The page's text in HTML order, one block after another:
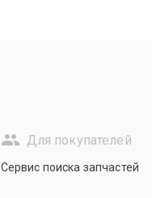
Для покупателей
Сервис поиска запчастей